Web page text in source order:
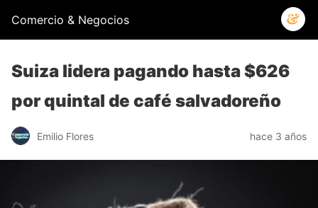
Comercio & Negocios
Suiza lidera pagando hasta $626
por quintal de café salvadoreño
Emilio Flores hace 3 años